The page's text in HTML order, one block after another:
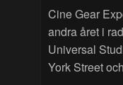
Cine Gear
andra året i
Universal
York Street